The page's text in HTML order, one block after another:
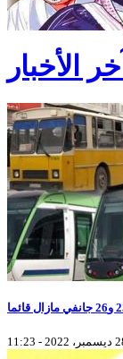
آخر الأخبار